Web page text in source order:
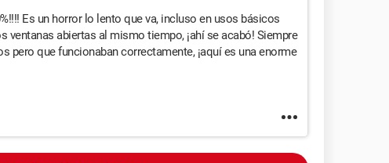
Es un horror lo lento que va, incluso en usos básicos
ventanas abiertas al mismo tiempo, ¡ahí se acabó! Siempre
pero que funcionaban correctamente, ¡aquí es una enorme